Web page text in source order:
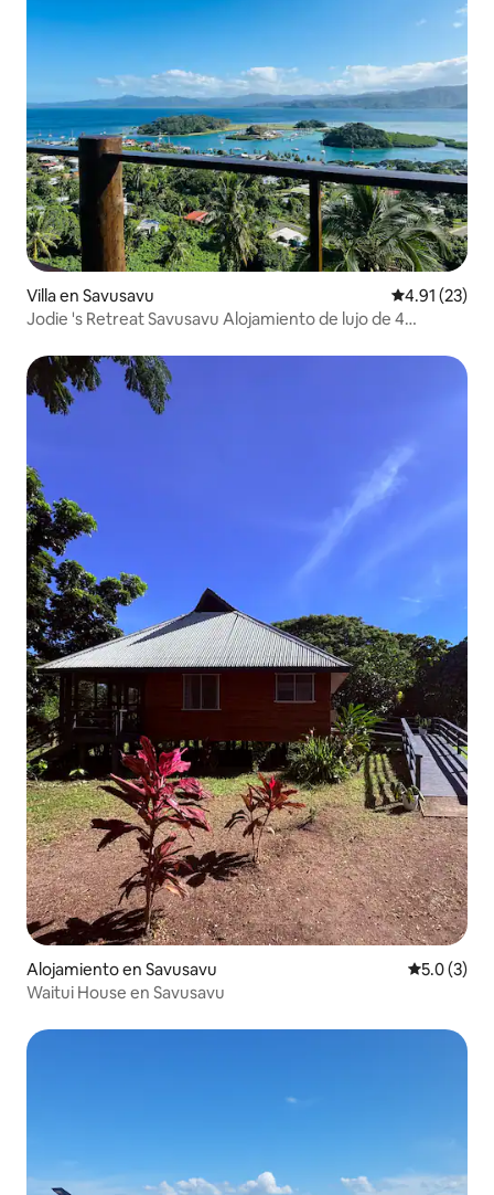
Villa en Savusavu Calificación
4.91 (23)
Jodie 's Retreat Savusavu Alojamiento de lujo de 4
Alojamiento en Savusavu
5.0 (3)
Waitui House en Savusavu